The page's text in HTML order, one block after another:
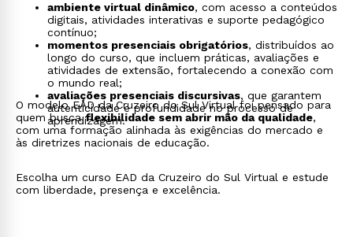
ambiente virtual dinâmico, com acesso a conteúdos
digitais, atividades interativas e suporte pedagógico
contínuo;
momentos presenciais obrigatórios, distribuídos ao
longo do curso, que incluem práticas, avaliações e
atividades de extensão, fortalecendo a conexão com
o mundo real;
avaliações presenciais discursivas, que garantem
autenticidade e profundidade no processo de
aprendizagem.
O modelo EAD da Cruzeiro do Sul Virtual foi pensado para
quem buscaflexibilidade sem abrir mão da qualidade,
com uma formação alinhada às exigências do mercado e
às diretrizes nacionais de educação.
Escolha um curso EAD da Cruzeiro do Sul Virtual e estude
com liberdade, presença e excelência.